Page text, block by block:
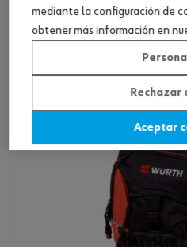
Bolsa para cuerda
Ver
mediante la configuración de
obtener más información en
Rechazar
Aceptar